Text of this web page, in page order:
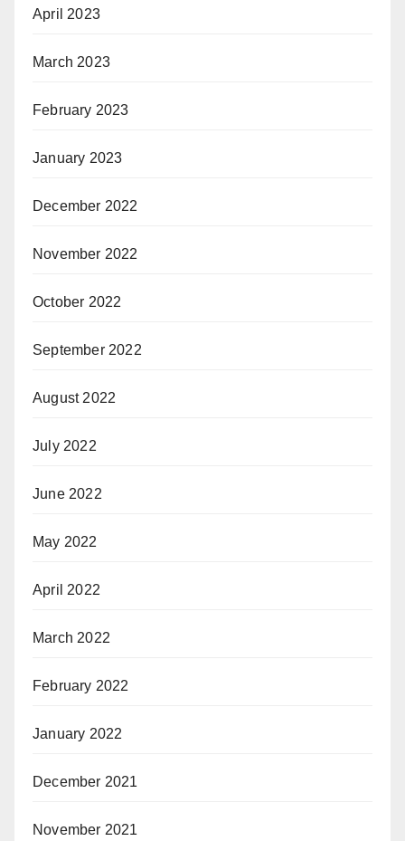
April 2023
March 2023
February 2023
January 2023
December 2022
November 2022
October 2022
September 2022
August 2022
July 2022
June 2022
May 2022
April 2022
March 2022
February 2022
January 2022
December 2021
November 2021